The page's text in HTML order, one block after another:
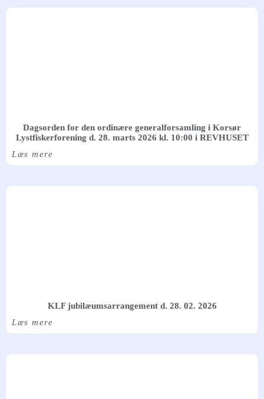
Dagsorden for den ordinære generalforsamling i Korsør
Lystfiskerforening d. 28. marts 2026 kl. 10:00 i REVHUSET
Læs mere
KLF jubilæumsarrangement d. 28. 02. 2026
Læs mere